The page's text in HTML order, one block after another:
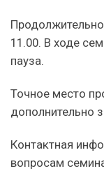
11.00. В ходе
пауза.
Точное место
дополнительно
Контактная
вопросам